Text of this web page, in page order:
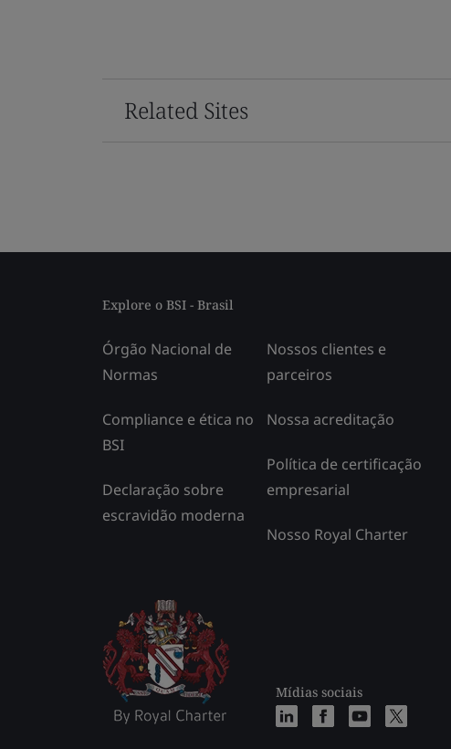
Related Sites
Explore o BSI - Brasil
Órgão Nacional de
Normas
Compliance e ética no
BSI
Declaração sobre
escravidão moderna
Nossos clientes e
parceiros
Nossa acreditação
Política de certificação
empresarial
Nosso Royal Charter
Mídias sociais